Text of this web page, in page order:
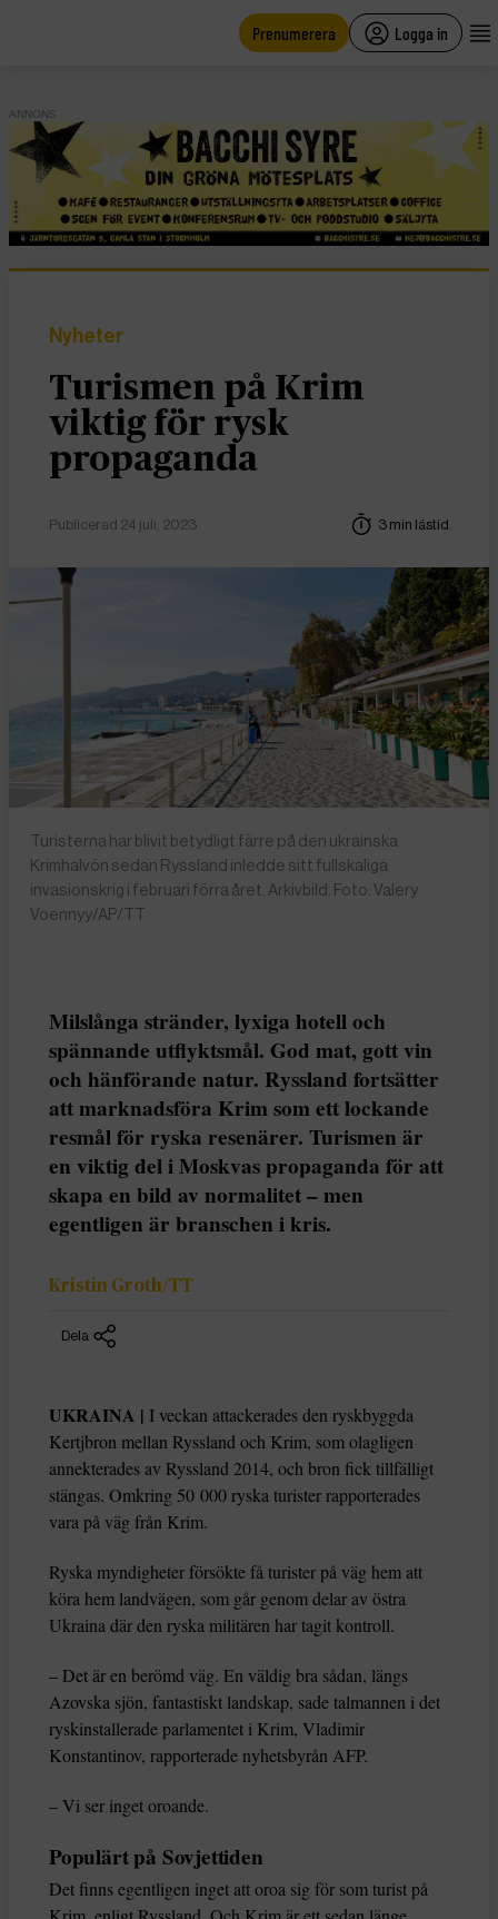
Prenumerera Logga in
ANNONS
Nyheter
Turismen på Krim
viktig för rysk
propaganda
Publicerad 24 juli, 2023 3 min lästid
Turisterna har blivit betydligt färre på den ukrainska
Krimhalvön sedan Ryssland inledde sitt fullskaliga
invasionskrig i februari förra året. Arkivbild. Foto: Valery
Voennyy/AP/TT
Milslånga stränder, lyxiga hotell och
spännande utflyktsmål. God mat, gott vin
och hänförande natur. Ryssland fortsätter
att marknadsföra Krim som ett lockande
resmål för ryska resenärer. Turismen är
en viktig del i Moskvas propaganda för att
skapa en bild av normalitet – men
egentligen är branschen i kris.
Kristin Groth/TT
Dela
UKRAINA | I veckan attackerades den ryskbyggda
Kertjbron mellan Ryssland och Krim, som olagligen
annekterades av Ryssland 2014, och bron fick tillfälligt
stängas. Omkring 50 000 ryska turister rapporterades
vara på väg från Krim.
Ryska myndigheter försökte få turister på väg hem att
köra hem landvägen, som går genom delar av östra
Ukraina där den ryska militären har tagit kontroll.
– Det är en berömd väg. En väldig bra sådan, längs
Azovska sjön, fantastiskt landskap, sade talmannen i det
ryskinstallerade parlamentet i Krim, Vladimir
Konstantinov, rapporterade nyhetsbyrån AFP.
– Vi ser inget oroande.
Populärt på Sovjettiden
Det finns egentligen inget att oroa sig för som turist på